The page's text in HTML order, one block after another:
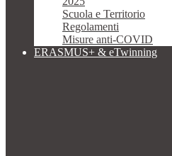
Scuola e Territorio
Regolamenti
Misure anti-COVID
ERASMUS+ & eTwinning